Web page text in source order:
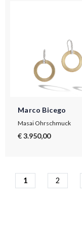
Marco Bicego
Masai Ohrschmuck
€ 3.950,00
1 2